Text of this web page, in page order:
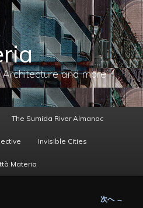
Architecture and more
The Sumida River Almanac
Invisible Cities
Materia
次へ →